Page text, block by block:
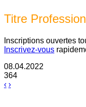
Titre
Inscriptions ouvertes
Inscrivez-vous
08.04.2022
364
‹ ›